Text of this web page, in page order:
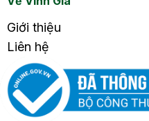
Giới thiệu
Liên hệ